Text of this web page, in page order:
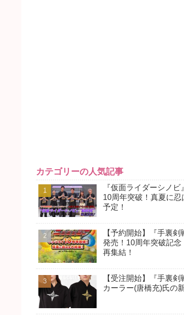
カテゴリーの人気記事
『仮面ライダーシノ
10周年突破！真夏に
予定！
【予約開始】『手裏
発売！10周年突破記
再集結！
【受注開始】『手裏
カーラー(唐橋充)氏の